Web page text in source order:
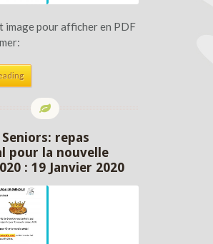
image pour afficher en PDF
repas
pour la nouvelle
: 19 Janvier 2020